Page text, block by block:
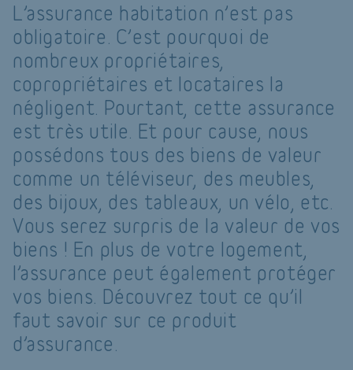
L’assurance habitation n’est pas
obligatoire. C’est pourquoi de
nombreux propriétaires,
copropriétaires et locataires la
négligent. Pourtant, cette assurance
est très utile. Et pour cause, nous
possédons tous des biens de valeur
comme un téléviseur, des meubles,
des bijoux, des tableaux, un vélo, etc.
Vous serez surpris de la valeur de vos
biens ! En plus de votre logement,
l’assurance peut également protéger
vos biens. Découvrez tout ce qu’il
faut savoir sur ce produit
d’assurance.